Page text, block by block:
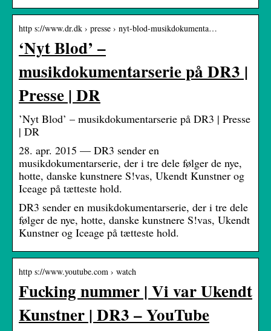
http s://www.dr.dk › presse › nyt-blod-musikdokumenta…
‘Nyt Blod’ –
musikdokumentarserie på DR3 |
Presse | DR
’Nyt Blod’ – musikdokumentarserie på DR3 | Presse
| DR
28. apr. 2015 — DR3 sender en
musikdokumentarserie, der i tre dele følger de nye,
hotte, danske kunstnere S!vas, Ukendt Kunstner og
Iceage på tætteste hold.
DR3 sender en musikdokumentarserie, der i tre dele
følger de nye, hotte, danske kunstnere S!vas, Ukendt
Kunstner og Iceage på tætteste hold.
http s://www.youtube.com › watch
Fucking nummer | Vi var Ukendt
Kunstner | DR3 – YouTube